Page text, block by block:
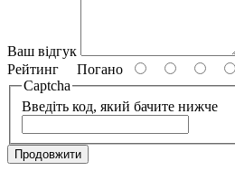
Ваш відгук
Рейтинг Погано
Captcha
Введіть код, який бачите нижче
Продовжити